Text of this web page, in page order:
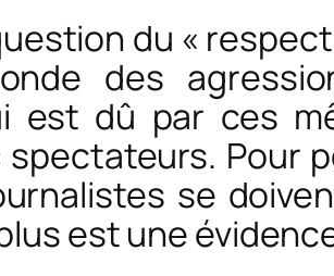
du «
des
est dû par ces
Pour
se
est une